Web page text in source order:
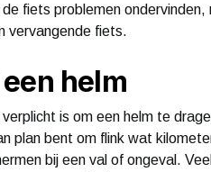
fiets problemen
vervangende fiets.
helm
is om een helm te
plan bent om flink wat
bij een val of ongeval.